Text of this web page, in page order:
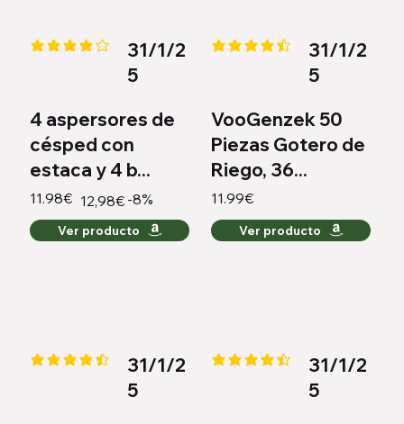
la calificación promedio es 4.2 de 5
31/1/2
5
4 aspersores de
césped con
estaca y 4 b...
11.98€ 12,98€ -8%
Ver producto
la calificación promedio es 4.4
31/1/2
5
VooGenzek 50
Piezas Gotero de
Riego, 36...
11.99€
Ver producto
la calificación promedio es 4.4 de 5
31/1/2
5
la calificación promedio es 4.3
31/1/2
5